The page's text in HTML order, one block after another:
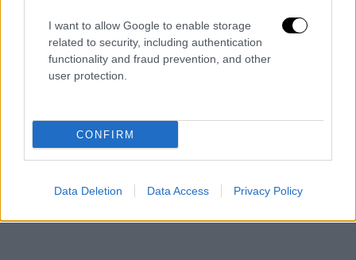
I want to allow Google to enable storage
related to security, including authentication
functionality and fraud prevention, and other
user protection.
CONFIRM
Data Deletion Data Access Privacy Policy
Το πορτρέτο του Ντόναλντ Τραμπ στο Καπιτώλιο του
Κολοράντο (THETRUTH)